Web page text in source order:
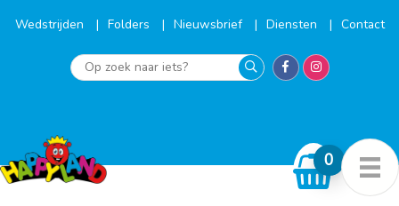
naarWedstrijden Folders Nieuwsbrief Diensten Contact
Op